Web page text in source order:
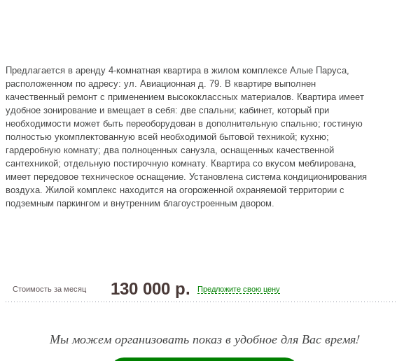
Предлагается в аренду 4-комнатная квартира в жилом комплексе Алые Паруса,
расположенном по адресу: ул. Авиационная д. 79. В квартире выполнен
качественный ремонт с применением высококлассных материалов. Квартира имеет
удобное зонирование и вмещает в себя: две спальни; кабинет, который при
необходимости может быть переоборудован в дополнительную спальню; гостиную
полностью укомплектованную всей необходимой бытовой техникой; кухню;
гардеробную комнату; два полноценных санузла, оснащенных качественной
сантехникой; отдельную постирочную комнату. Квартира со вкусом меблирована,
имеет передовое техническое оснащение. Установлена система кондиционирования
воздуха. Жилой комплекс находится на огороженной охраняемой территории с
подземным паркингом и внутренним благоустроенным двором.
Стоимость за месяц 130 000 р. Предложите свою цену
Мы можем организовать показ в удобное для Вас время!